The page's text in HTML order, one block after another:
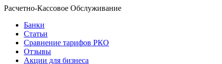
Расчетно-Кассовое Обслуживание
Банки
Статьи
Сравнение тарифов РКО
Отзывы
Акции для бизнеса